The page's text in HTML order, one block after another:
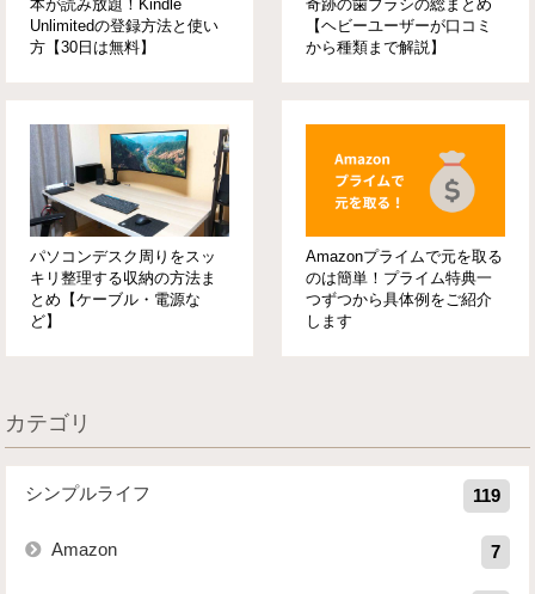
本が読み放題！Kindle
Unlimitedの登録方法と使い
方【30日は無料】
奇跡の歯ブラシの総まとめ
【ヘビーユーザーが口コミ
から種類まで解説】
パソコンデスク周りをスッ
キリ整理する収納の方法ま
とめ【ケーブル・電源な
ど】
Amazonプライムで元を取る
のは簡単！プライム特典一
つずつから具体例をご紹介
します
カテゴリ
シンプルライフ 119
Amazon 7